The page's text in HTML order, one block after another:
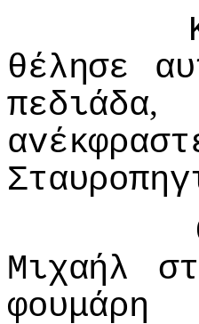
θέλησε
πεδιάδα,
Μιχαήλ
φoυμάρη